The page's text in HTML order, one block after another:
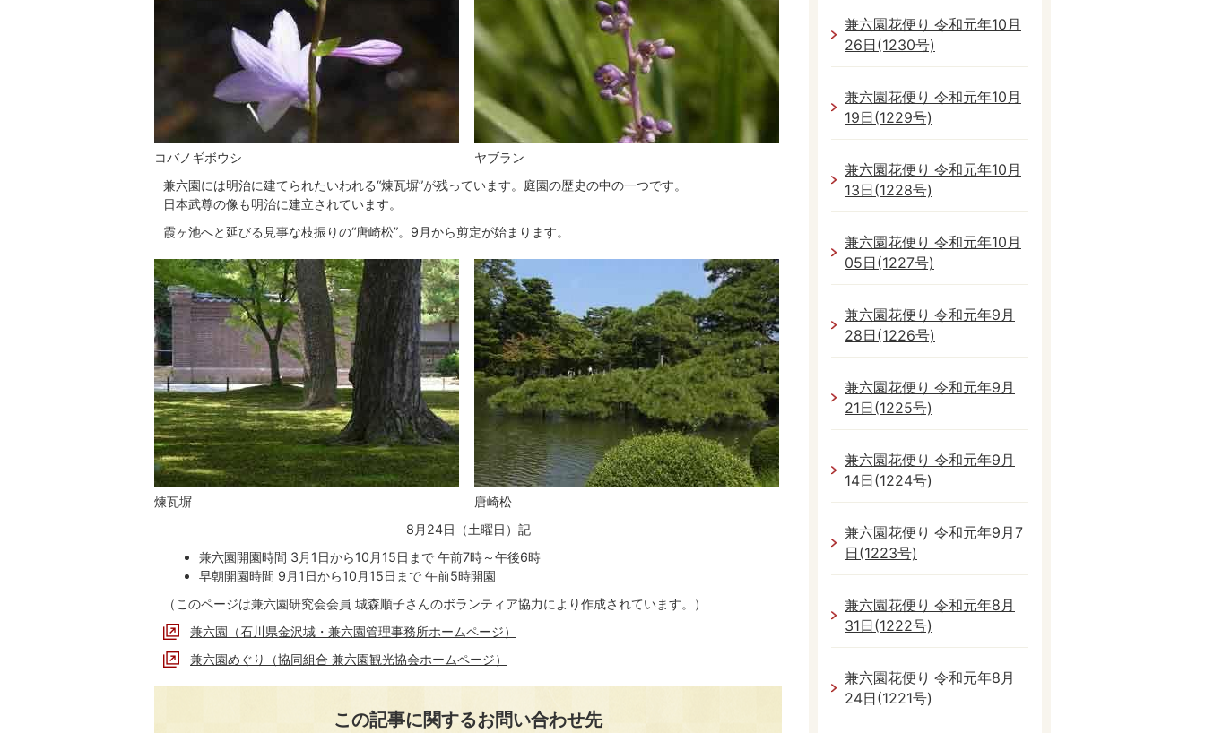
コバノギボウシ
ヤブラン
兼六園には明治に建てられたいわれる“煉瓦塀”が残っています。庭園の歴史の中の一つです。
日本武尊の像も明治に建立されています。
霞ヶ池へと延びる見事な枝振りの“唐崎松”。9月から剪定が始まります。
煉瓦塀
唐崎松
8月24日（土曜日）記
兼六園開園時間 3月1日から10月15日まで 午前7時～午後6時
早朝開園時間 9月1日から10月15日まで 午前5時開園
（このページは兼六園研究会会員 城森順子さんのボランティア協力により作成されています。）
兼六園（石川県金沢城・兼六園管理事務所ホームページ）
兼六園めぐり（協同組合 兼六園観光協会ホームページ）
この記事に関するお問い合わせ先
兼六園花便り 令和元年10月
26日(1230号)
兼六園花便り 令和元年10月
19日(1229号)
兼六園花便り 令和元年10月
13日(1228号)
兼六園花便り 令和元年10月
05日(1227号)
兼六園花便り 令和元年9月
28日(1226号)
兼六園花便り 令和元年9月
21日(1225号)
兼六園花便り 令和元年9月
14日(1224号)
兼六園花便り 令和元年9月7
日(1223号)
兼六園花便り 令和元年8月
31日(1222号)
兼六園花便り 令和元年8月
24日(1221号)